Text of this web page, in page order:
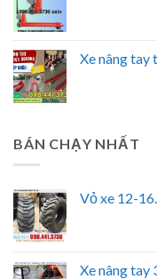
Xe nâng
BÁN CHẠY NHẤT
Vỏ xe 12-
Xe nâng tay